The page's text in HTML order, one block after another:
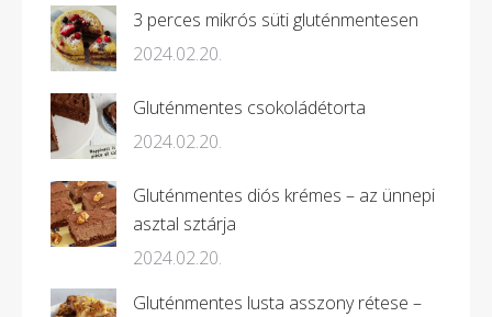
3 perces mikrós süti gluténmentesen
2024.02.20.
Gluténmentes csokoládétorta
2024.02.20.
Gluténmentes diós krémes – az ünnepi
asztal sztárja
2024.02.20.
Gluténmentes lusta asszony rétese –